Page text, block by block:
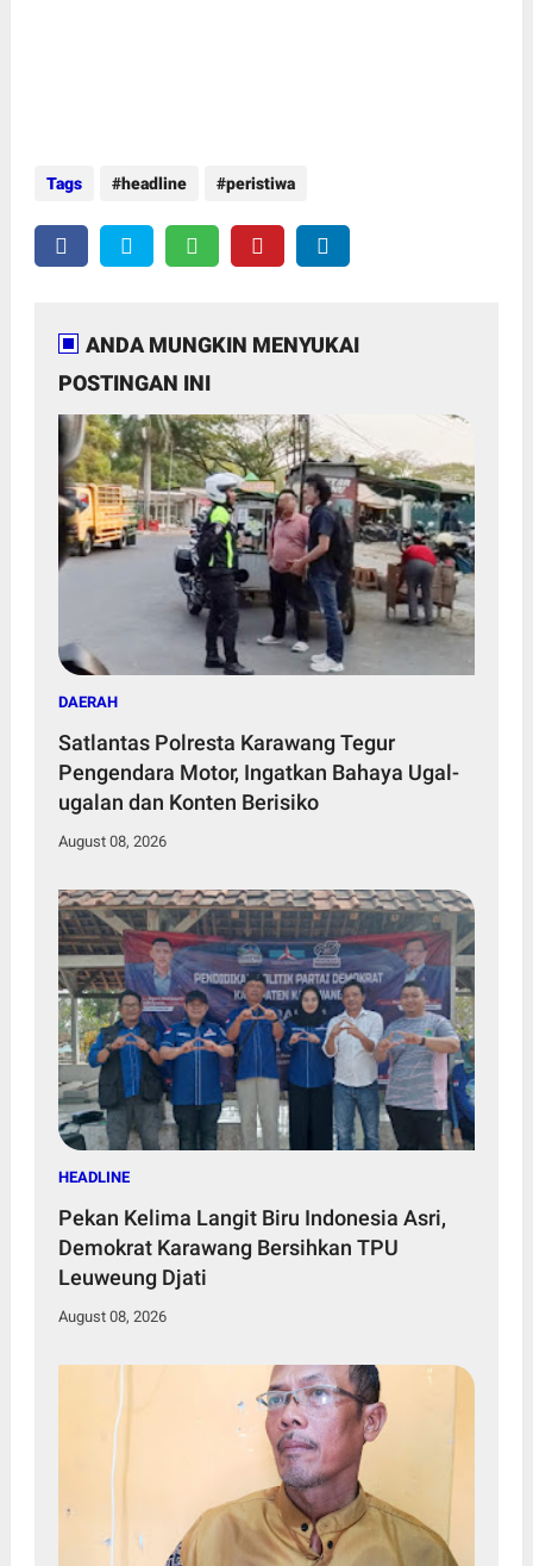
Tags headline peristiwa
ANDA MUNGKIN MENYUKAI
POSTINGAN INI
DAERAH
Satlantas Polresta Karawang Tegur
Pengendara Motor, Ingatkan Bahaya Ugal-
ugalan dan Konten Berisiko
August 08, 2026
HEADLINE
Pekan Kelima Langit Biru Indonesia Asri,
Demokrat Karawang Bersihkan TPU
Leuweung Djati
August 08, 2026